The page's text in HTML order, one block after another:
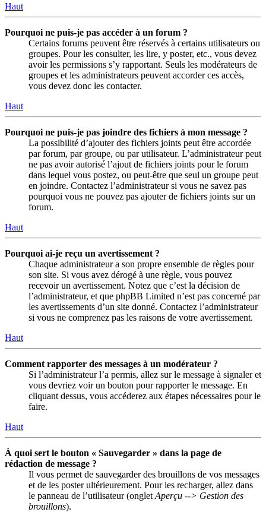
Haut
Pourquoi ne puis-je pas accéder à un forum ?
Certains forums peuvent être réservés à certains utilisateurs ou
groupes. Pour les consulter, les lire, y poster, etc., vous devez
avoir les permissions s’y rapportant. Seuls les modérateurs de
groupes et les administrateurs peuvent accorder ces accès,
vous devez donc les contacter.
Haut
Pourquoi ne puis-je pas joindre des fichiers à mon message ?
La possibilité d’ajouter des fichiers joints peut être accordée
par forum, par groupe, ou par utilisateur. L’administrateur peut
ne pas avoir autorisé l’ajout de fichiers joints pour le forum
dans lequel vous postez, ou peut-être que seul un groupe peut
en joindre. Contactez l’administrateur si vous ne savez pas
pourquoi vous ne pouvez pas ajouter de fichiers joints sur un
forum.
Haut
Pourquoi ai-je reçu un avertissement ?
Chaque administrateur a son propre ensemble de règles pour
son site. Si vous avez dérogé à une règle, vous pouvez
recevoir un avertissement. Notez que c’est la décision de
l’administrateur, et que phpBB Limited n’est pas concerné par
les avertissements d’un site donné. Contactez l’administrateur
si vous ne comprenez pas les raisons de votre avertissement.
Haut
Comment rapporter des messages à un modérateur ?
Si l’administrateur l’a permis, allez sur le message à signaler et
vous devriez voir un bouton pour rapporter le message. En
cliquant dessus, vous accéderez aux étapes nécessaires pour le
faire.
Haut
À quoi sert le bouton « Sauvegarder » dans la page de
rédaction de message ?
Il vous permet de sauvegarder des brouillons de vos messages
et de les poster ultérieurement. Pour les recharger, allez dans
le panneau de l’utilisateur (onglet Aperçu --> Gestion des
brouillons).